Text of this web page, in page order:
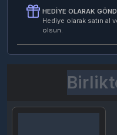
HEDIYE OLARAK
Hediye olarak satın al
olsun.